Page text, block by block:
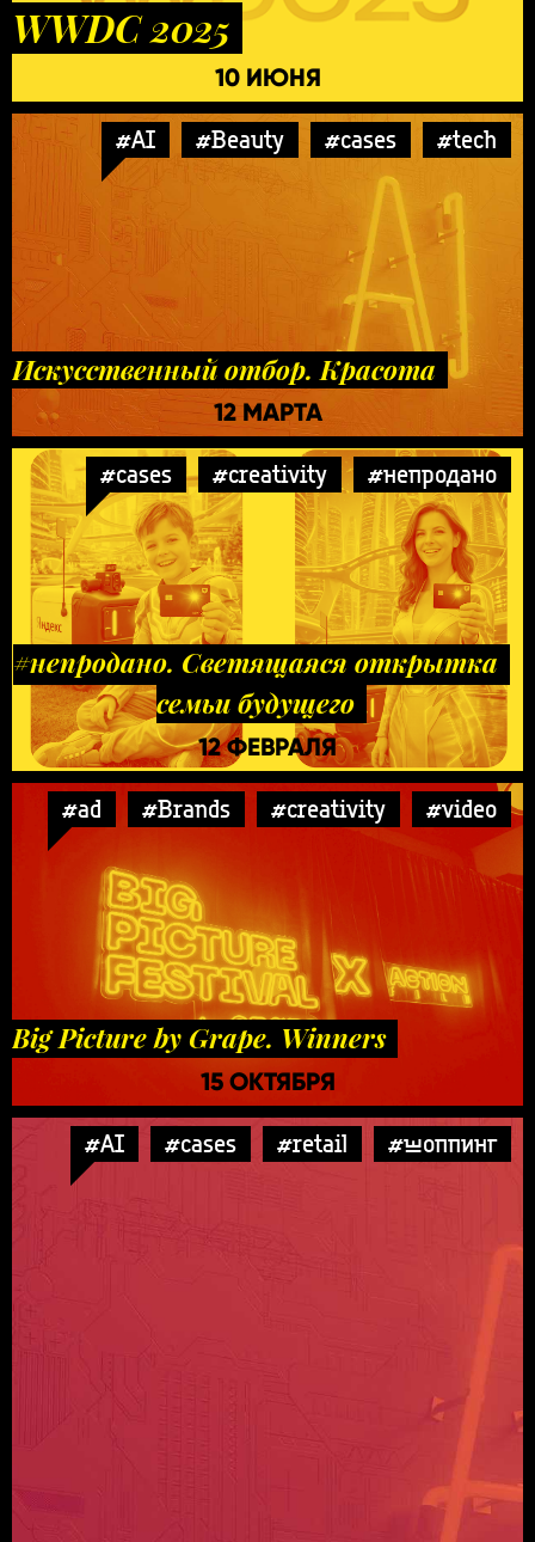
WWDC 2025
10 ИЮНЯ
#AI #Beauty #cases #tech
Искусственный отбор. Красота
12 МАРТА
#cases #creativity #непродано
#непродано. Светящаяся открытка
семьи будущего
12 ФЕВРАЛЯ
#ad #Brands #creativity #video
Big Picture by Grape. Winners
15 ОКТЯБРЯ
#AI #cases #retail #шоппинг